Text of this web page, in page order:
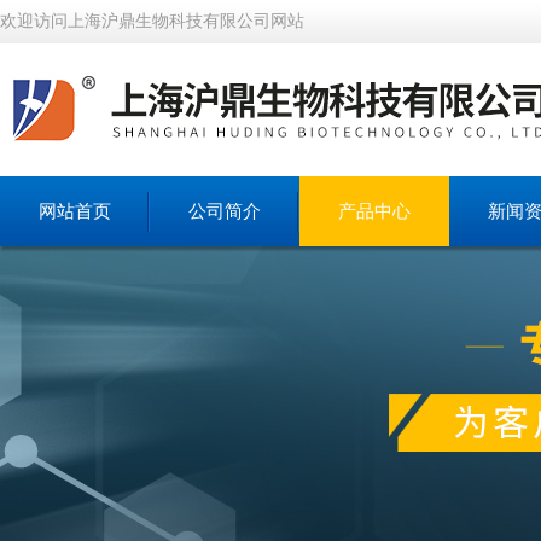
欢迎访问上海沪鼎生物科技有限公司网站
网站首页 公司简介 产品中心 新闻